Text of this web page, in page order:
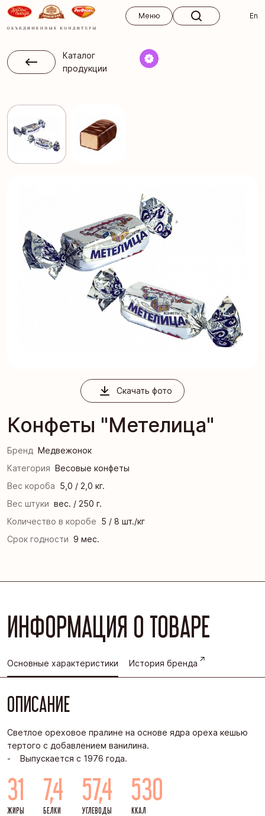
Меню
En
Каталог
продукции
Скачать фото
Конфеты "Метелица"
Бренд Медвежонок
Категория Весовые конфеты
Вес короба 5,0 / 2,0 кг.
Вес штуки вес. / 250 г.
Количество в коробе 5 / 8 шт./кг
Срок годности 9 мес.
ИНФОРМАЦИЯ О ТОВАРЕ
Основные характеристики История бренда
ОПИСАНИЕ
Светлое ореховое пралине на основе ядра ореха кешью
тертого с добавлением ванилина.
- Выпускается с 1976 года.
31
ЖИРЫ
7,4
БЕЛКИ
57,4
УГЛЕВОДЫ
530
ККАЛ